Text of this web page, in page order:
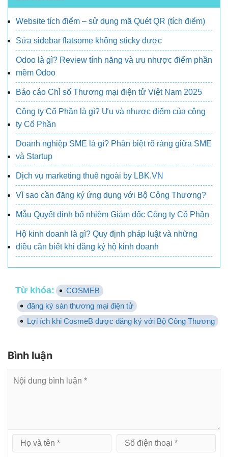
Website tích điểm – sử dụng mã Quét QR (tích điểm)
Sửa sidebar flatsome không sticky được
Odoo là gì? Review tính năng và ưu nhược điểm phần
mềm Odoo
Báo cáo Chỉ số Thương mại điện tử Việt Nam 2025
Công ty Cổ Phần là gì? Ưu và nhược điểm của công
ty Cổ Phần
Doanh nghiệp SME là gì? Phân biệt rõ ràng giữa SME
và Startup
Dịch vụ marketing thuê ngoài by LBK.VN
Vì sao cần đăng ký ứng dụng với Bộ Công Thương?
Mẫu Quyết định bổ nhiệm Giám đốc Công ty Cổ Phần
Hộ kinh doanh là gì? Quy định pháp luật và những
điều cần biết khi đăng ký hộ kinh doanh
Từ khóa:
COSMEB
đăng ký sàn thương mại điện tử
Lợi ích khi CosmeB được đăng ký với Bộ Công Thương
Bình luận